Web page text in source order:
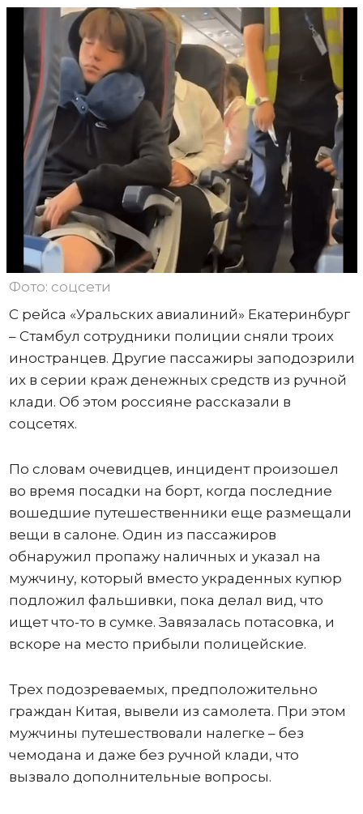
Фото: соцсети
С рейса «Уральских авиалиний» Екатеринбург
– Стамбул сотрудники полиции сняли троих
иностранцев. Другие пассажиры заподозрили
их в серии краж денежных средств из ручной
клади. Об этом россияне рассказали в
соцсетях.
По словам очевидцев, инцидент произошел
во время посадки на борт, когда последние
вошедшие путешественники еще размещали
вещи в салоне. Один из пассажиров
обнаружил пропажу наличных и указал на
мужчину, который вместо украденных купюр
подложил фальшивки, пока делал вид, что
ищет что-то в сумке. Завязалась потасовка, и
вскоре на место прибыли полицейские.
Трех подозреваемых, предположительно
граждан Китая, вывели из самолета. При этом
мужчины путешествовали налегке – без
чемодана и даже без ручной клади, что
вызвало дополнительные вопросы.